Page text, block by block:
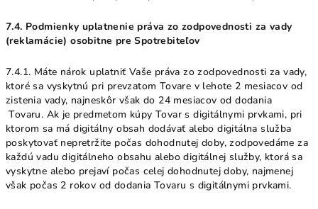
7.4. Podmienky uplatnenie práva zo zodpovednosti za vady
(reklamácie) osobitne pre Spotrebiteľov
7.4.1. Máte nárok uplatniť Vaše práva zo zodpovednosti za vady,
ktoré sa vyskytnú pri prevzatom Tovare v lehote 2 mesiacov od
zistenia vady, najneskôr však do 24 mesiacov od dodania
Tovaru. Ak je predmetom kúpy Tovar s digitálnymi prvkami, pri
ktorom sa má digitálny obsah dodávať alebo digitálna služba
poskytovať nepretržite počas dohodnutej doby, zodpovedáme za
každú vadu digitálneho obsahu alebo digitálnej služby, ktorá sa
vyskytne alebo prejaví počas celej dohodnutej doby, najmenej
však počas 2 rokov od dodania Tovaru s digitálnymi prvkami.